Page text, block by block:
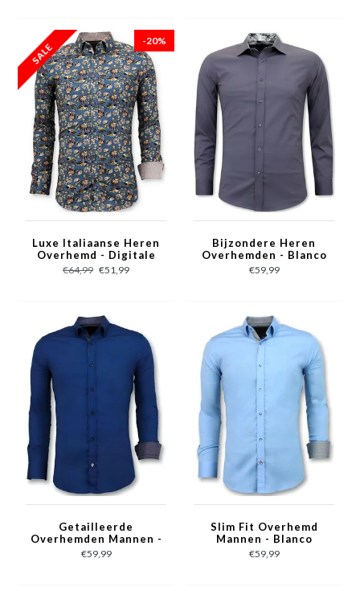
-20%
Luxe Italiaanse Heren
Overhemd - Digitale
Bloemen Print - 3062 -
Groen
€64,99 €51,99
Bijzondere Heren
Overhemden - Blanco
Blouse - 3042 - Grijs
€59,99
Getailleerde
Overhemden Mannen -
Blanco Blouse - 3041 -
Blauw
€59,99
Slim Fit Overhemd
Mannen - Blanco
Blouse - 3040 - Licht
Blauw
€59,99